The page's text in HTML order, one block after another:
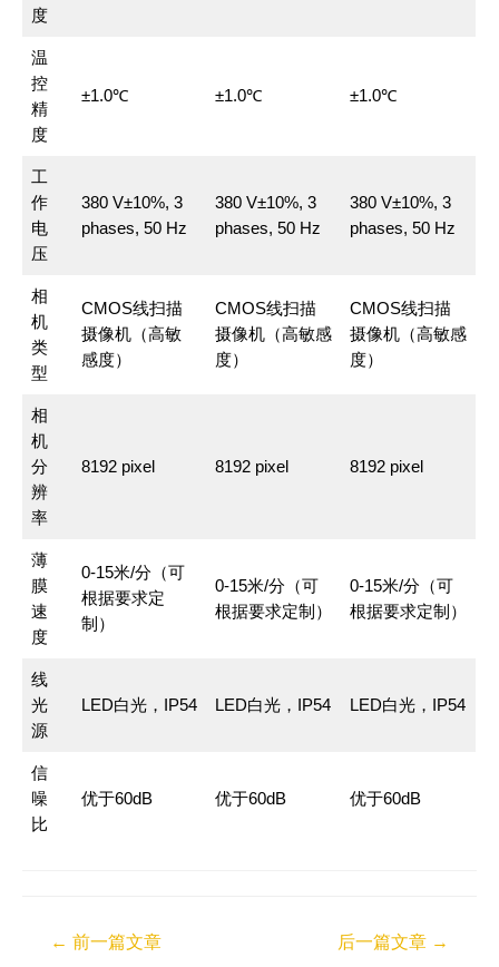
度
温
控
精
度
±1.0℃ ±1.0℃ ±1.0℃
工
作
电
压
380 V±10%, 3
phases, 50 Hz
380 V±10%, 3
phases, 50 Hz
380 V±10%, 3
phases, 50 Hz
相
机
类
型
CMOS线扫描
摄像机（高敏
感度）
CMOS线扫描
摄像机（高敏感
度）
CMOS线扫描
摄像机（高敏感
度）
相
机
分
辨
率
8192 pixel 8192 pixel 8192 pixel
薄
膜
速
度
0-15米/分（可
根据要求定
制）
0-15米/分（可
根据要求定制）
0-15米/分（可
根据要求定制）
线
光
源
LED白光，IP54 LED白光，IP54 LED白光，IP54
信
噪
比
优于60dB 优于60dB 优于60dB
← 前一篇文章 后一篇文章 →